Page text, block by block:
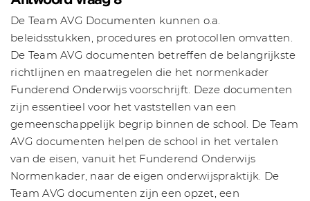
De Team AVG Documenten kunnen o.a.
beleidsstukken, procedures en protocollen omvatten.
De Team AVG documenten betreffen de belangrijkste
richtlijnen en maatregelen die het normenkader
Funderend Onderwijs voorschrijft. Deze documenten
zijn essentieel voor het vaststellen van een
gemeenschappelijk begrip binnen de school. De Team
AVG documenten helpen de school in het vertalen
van de eisen, vanuit het Funderend Onderwijs
Normenkader, naar de eigen onderwijspraktijk. De
Team AVG documenten zijn een opzet, een